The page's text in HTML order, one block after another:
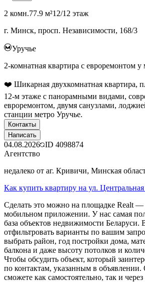
2 комн.77.9 м²12/12 этаж
г. Минск, просп. Независимости, 168/3
Уручье
2-комнатная квартира с евроремонтом у
❤️ Шикарная двухкомнатная квартира,
12-м этаже с панорамными видами,
евроремонтом, двумя санузлами,
станции метро Уручье.
Контакты
Написать
04.08.2026 ID 4098874
Агентство
недалеко от аг. Кривичи, Минская
Как купить квартиру на ул.
Сделать это можно на площадке Realt —
мобильном приложении. У нас самая
база объектов недвижимости Беларуси.
отфильтровать варианты по вашим
выбрать район, год постройки дома,
балкона и даже высоту потолков и
Чтобы обсудить объект, который
по контактам, указанным в
сможете как самостоятельно, так и через